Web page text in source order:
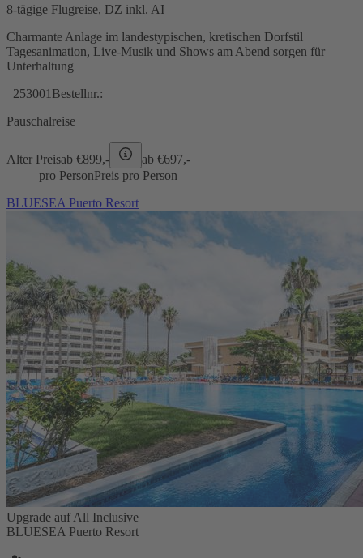
8-tägige Flugreise, DZ inkl. AI
Charmante Anlage im landestypischen, kretischen Dorfstil
Tagesanimation, Live-Musik und Shows am Abend sorgen für
Unterhaltung
253001 Bestellnr.:
Pauschalreise
Alter Preisab €899,- ab €697,-
pro PersonPreis pro Person
BLUESEA Puerto Resort
Upgrade auf All Inclusive
BLUESEA Puerto Resort